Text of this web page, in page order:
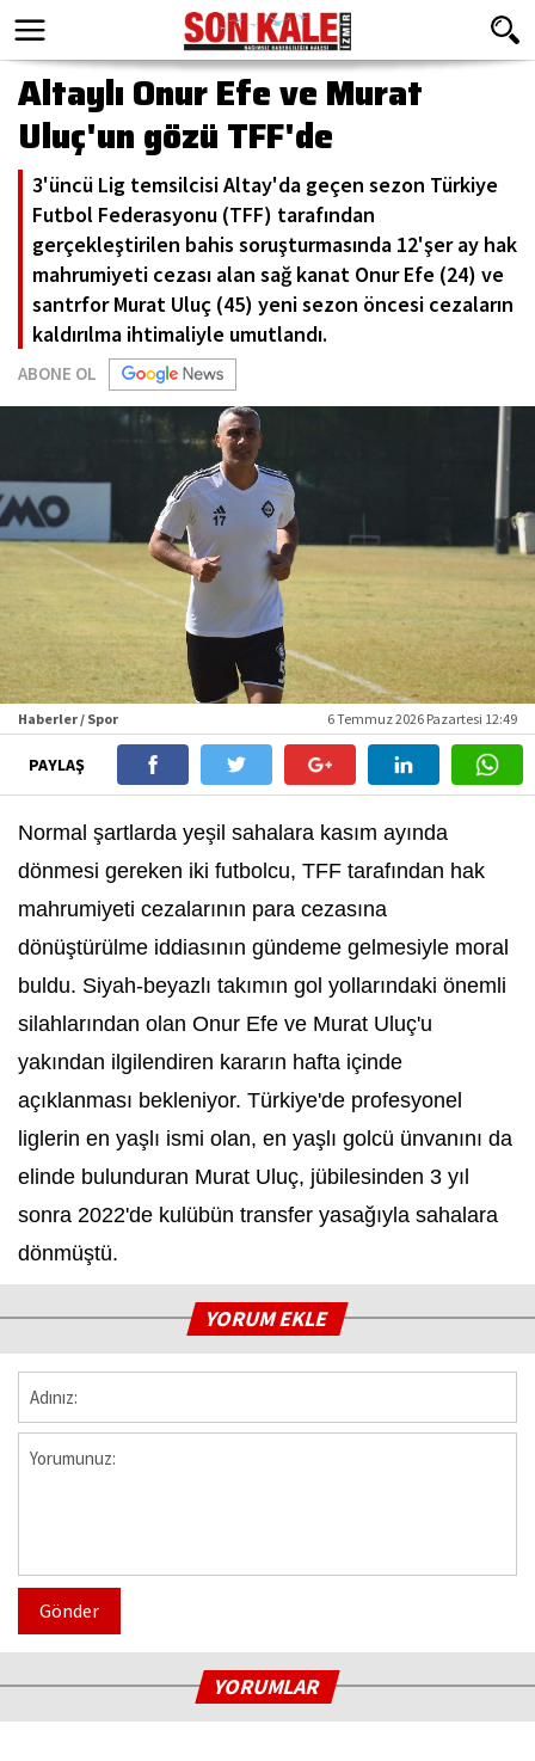
Altaylı Onur Efe ve Murat
Uluç'un gözü TFF'de
3'üncü Lig temsilcisi Altay'da geçen sezon Türkiye
Futbol Federasyonu (TFF) tarafından
gerçekleştirilen bahis soruşturmasında 12'şer ay hak
mahrumiyeti cezası alan sağ kanat Onur Efe (24) ve
santrfor Murat Uluç (45) yeni sezon öncesi cezaların
kaldırılma ihtimaliyle umutlandı.
ABONE OL
Haberler / Spor 6 Temmuz 2026 Pazartesi 12:49
PAYLAŞ
Normal şartlarda yeşil sahalara kasım ayında
dönmesi gereken iki futbolcu, TFF tarafından hak
mahrumiyeti cezalarının para cezasına
dönüştürülme iddiasının gündeme gelmesiyle moral
buldu. Siyah-beyazlı takımın gol yollarındaki önemli
silahlarından olan Onur Efe ve Murat Uluç'u
yakından ilgilendiren kararın hafta içinde
açıklanması bekleniyor. Türkiye'de profesyonel
liglerin en yaşlı ismi olan, en yaşlı golcü ünvanını da
elinde bulunduran Murat Uluç, jübilesinden 3 yıl
sonra 2022'de kulübün transfer yasağıyla sahalara
dönmüştü.
YORUM EKLE
Gönder
YORUMLAR